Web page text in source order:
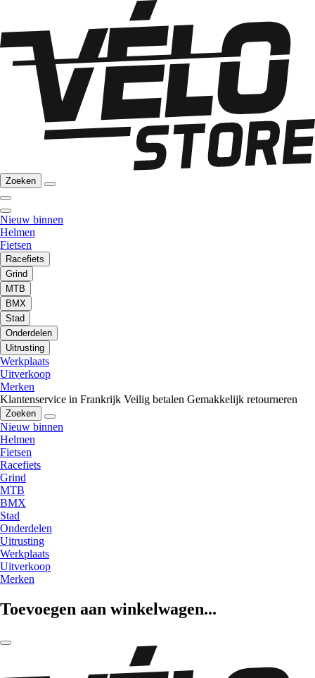
Zoeken
Nieuw binnen
Helmen
Fietsen
Racefiets
Grind
MTB
BMX
Stad
Onderdelen
Uitrusting
Werkplaats
Uitverkoop
Merken
Klantenservice in Frankrijk Veilig betalen Gemakkelijk retourneren
Zoeken
Nieuw binnen
Helmen
Fietsen
Racefiets
Grind
MTB
BMX
Stad
Onderdelen
Uitrusting
Werkplaats
Uitverkoop
Merken
Toevoegen aan winkelwagen...